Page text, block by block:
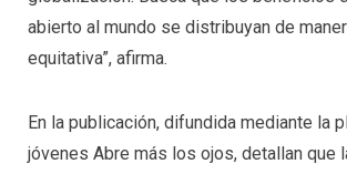
abierto al mundo se distribuyan de
equitativa”, afirma.
En la publicación, difundida mediante la
jóvenes Abre más los ojos, detallan que